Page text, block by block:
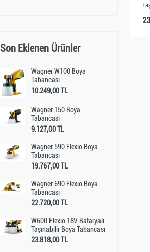
Son Eklenen Ürünler
Wagner W100 Boya
Tabancası
10.249,00 TL
Wagner 150 Boya
Tabancası
9.127,00 TL
Wagner 590 Flexio Boya
Tabancası
19.767,00 TL
Wagner 690 Flexio Boya
Tabancası
22.720,00 TL
W600 Flexio 18V Bataryalı
Taşınabilir Boya Tabancası
23.818,00 TL